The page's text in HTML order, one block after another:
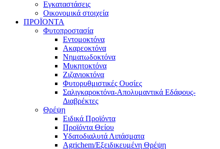
Εγκαταστάσεις
Οικονομικά στοιχεία
ΠΡΟΪΟΝΤΑ
Φυτοπροστασία
Εντομοκτόνα
Ακαρεοκτόνα
Νηματωδοκτόνα
Μυκητοκτόνα
Ζιζανιοκτόνα
Φυτορυθμιστικές Ουσίες
Σαλιγκαροκτόνα-Απολυμαντικά Εδάφους-
Διαβρέκτες
Θρέψη
Ειδικά Προϊόντα
Προϊόντα Θείου
Υδατοδιαλυτά Λιπάσματα
Agrichem/Εξειδικευμένη Θρέψη